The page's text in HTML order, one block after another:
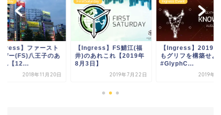
FirstSaturday
【Ingress】FS鯖江(福
井)のあれこれ【2019年
8月3日】
2019年7月22日
Ingress Event
【Ingress】2019年8月
もグリフを構築せよ！
2019年8月2日
FirstSaturday
【Ingress
サタデー
れこれ【